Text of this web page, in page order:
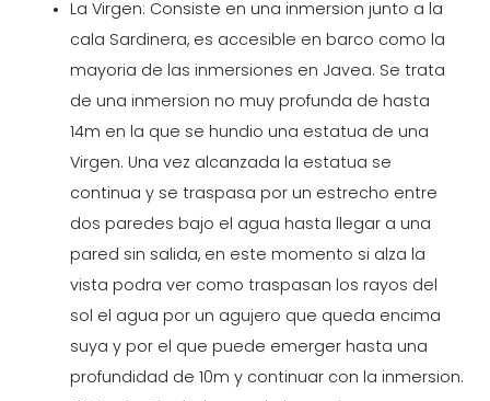
La Virgen: Consiste en una inmersion junto a la
cala Sardinera, es accesible en barco como la
mayoria de las inmersiones en Javea. Se trata
de una inmersion no muy profunda de hasta
14m en la que se hundio una estatua de una
Virgen. Una vez alcanzada la estatua se
continua y se traspasa por un estrecho entre
dos paredes bajo el agua hasta llegar a una
pared sin salida, en este momento si alza la
vista podra ver como traspasan los rayos del
sol el agua por un agujero que queda encima
suya y por el que puede emerger hasta una
profundidad de 10m y continuar con la inmersion.